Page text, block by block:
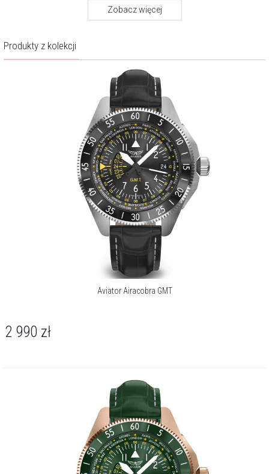
2 lata
Głęboka, szlachetna zieleń tarczy tworzy magnetyzujący kontrast z
ciepłym blaskiem różowego złota. Na jej powierzchni rozrysowano
podziałkę z nazwami światowych metropolii, co nadaje całości
kosmopolitycznego charakteru. Wyraziste cyfry arabskie oraz
wskazówki wypełnione substancją Super-LumiNova gwarantują
czytelność w każdych warunkach - tarcza jest więc nie tylko
estetycznym, ale i funkcjonalnym centrum czasomierza.
Model AVIATOR Airacobra GMT zamknięto w kopercie o średnicy 42,8
mm, wykonanej ze stali szlachetnej 316L. Powierzchnię starannie
wypolerowano i pokryto trwałą powłoką PVD w odcieniu różowego
złota, całość uzupełnia jednokierunkowy obrotowy bezel oraz
klasyczna, niezakręcana koronka. Kopertę chroni odporne na
zarysowania szkło szafirowe z powłoką antyrefleksyjną, a do
nadgarstka czasomierz mocowany jest za pomocą paska z
Za precyzję wskazań odpowiada szwajcarski mechanizm kwarcowy,
pozwala na swobodne pływanie powierzchniowe. Inspiracją dla
AVIATOR Airacobra GMT to wszechstronny towarzysz, który z równą
gracją dopełni stylizację smart casual, jak i stanie się dyskretnym,
lecz wyrazistym akcentem w biznesowej garderobie. Jego
funkcjonalność czyni go trafionym wyborem dla mężczyzny w
ciągłym ruchu, ceniącego niezawodność i niebanalny design.
Zobacz więcej
Produkty z kolekcji
Aviator Airacobra GMT
2 990 zł